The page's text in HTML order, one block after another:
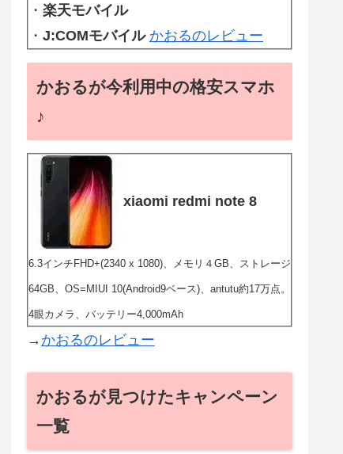
・ 楽天モバイル
・ J:COMモバイル かおるのレビュー
かおるが今利用中の格安スマホ
♪
xiaomi redmi note 8
6.3インチFHD+(2340 x 1080)、メモリ４GB、ストレージ
64GB、OS=MIUI 10(Android9ベース)、antutu約17万点。
4眼カメラ、バッテリー4,000mAh
→かおるのレビュー
かおるが見つけたキャンペーン
一覧